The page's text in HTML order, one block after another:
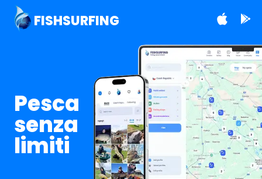
FISHSURFING
Pesca
senza
limiti